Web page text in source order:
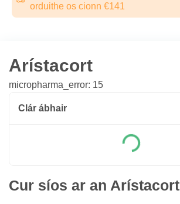
orduithe os cionn €141
Arístacort
micropharma_error: 15
Clár ábhair
Cur síos ar an Arístacort